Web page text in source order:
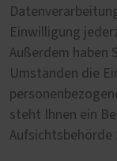
Einwilligung
Außerdem haben
Umständen die
steht Ihnen ein
Aufsichtsbehörde